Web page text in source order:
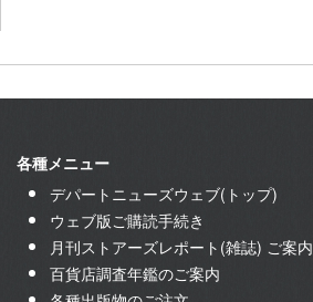
各種メニュー
デパートニューズウェブ(トップ)
ウェブ版ご購読手続き
月刊ストアーズレポート(雑誌) ご案内
百貨店調査年鑑のご案内